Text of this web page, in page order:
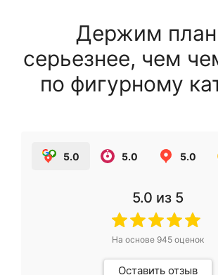
Держим
серьезнее, чем
по фигурному
5.0 5.0 5.0
5.0 из 5
На основе 945оценок
Оставить отзыв